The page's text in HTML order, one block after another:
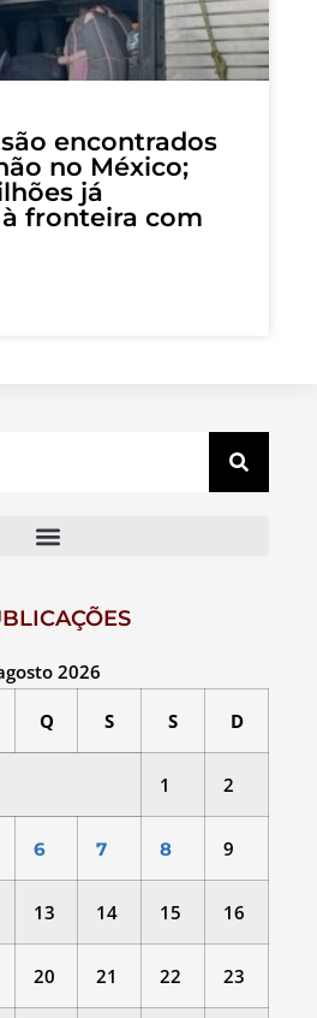
encontrados
no México;
já
fronteira com
2026
Q S S D
1 2
6 7 8 9
13 14 15 16
20 21 22 23